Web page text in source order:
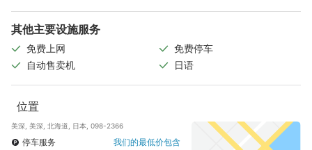
其他主要设施服务
免费上网
免费停车
自动售卖机
日语
位置
美深, 美深, 北海道, 日本, 098-2366
停车服务
我们的最低价包含